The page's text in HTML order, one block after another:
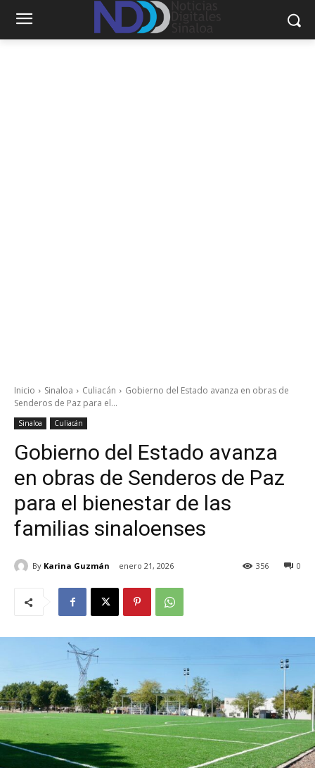
Inicio Sinaloa Culiacán
Gobierno del Estado avanza en obras de
Senderos de Paz para el...
Sinaloa Culiacán
Gobierno del Estado avanza
en obras de Senderos de Paz
para el bienestar de las
familias sinaloenses
By Karina Guzmán enero 21, 2026 0
356